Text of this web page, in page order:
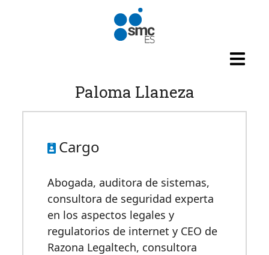
Pasar al contenido principal
Paloma Llaneza
Cargo
Abogada, auditora de sistemas,
consultora de seguridad experta
en los aspectos legales y
regulatorios de internet y CEO de
Razona Legaltech, consultora